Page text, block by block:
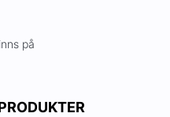
på